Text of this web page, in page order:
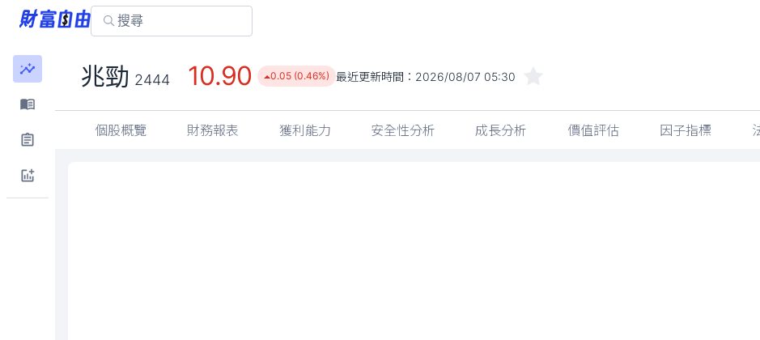
兆勁 2444 10.90 0.05 (0.46%) 最近更新時間： 2026/08/07 05:30
個股概覽 財務報表 獲利能力 安全性分析 成長分析 價值評估 因子指標